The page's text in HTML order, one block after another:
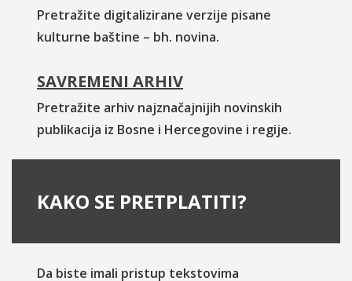
Pretražite digitalizirane verzije pisane
kulturne baštine – bh. novina.
SAVREMENI ARHIV
Pretražite arhiv najznačajnijih novinskih
publikacija iz Bosne i Hercegovine i regije.
KAKO SE PRETPLATITI?
Da biste imali pristup tekstovima